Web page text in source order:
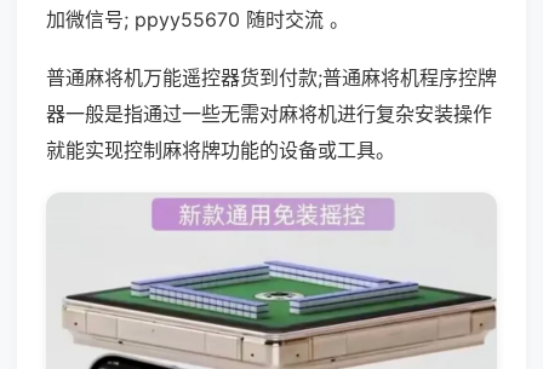
加微信号; ppyy55670 随时交流 。
普通麻将机万能遥控器货到付款;普通麻将机程序控牌
器一般是指通过一些无需对麻将机进行复杂安装操作
就能实现控制麻将牌功能的设备或工具。